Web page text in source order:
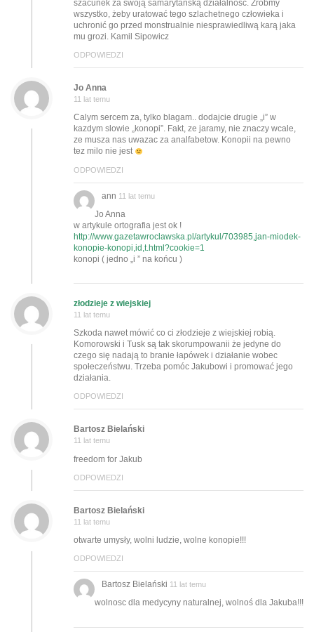
szacunek za swoją samarytańską działalność. Zróbmy
wszystko, żeby uratować tego szlachetnego człowieka i
uchronić go przed monstrualnie niesprawiedliwą karą jaka
mu grozi. Kamil Sipowicz
ODPOWIEDZI
Jo Anna
11 lat temu
Calym sercem za, tylko blagam.. dodajcie drugie „i” w
kazdym slowie „konopi”. Fakt, ze jaramy, nie znaczy wcale,
ze musza nas uwazac za analfabetow. Konopii na pewno
tez milo nie jest
ODPOWIEDZI
ann 11 lat temu
Jo Anna
w artykule ortografia jest ok !
http://www.gazetawroclawska.pl/artykul/703985,jan-miodek-
konopie-konopi,id,t.html?cookie=1
konopi ( jedno „i ” na końcu )
złodzieje z wiejskiej
11 lat temu
Szkoda nawet mówić co ci złodzieje z wiejskiej robią.
Komorowski i Tusk są tak skorumpowanii że jedyne do
czego się nadają to branie łapówek i działanie wobec
społeczeństwu. Trzeba pomóc Jakubowi i promować jego
działania.
ODPOWIEDZI
Bartosz Bielański
11 lat temu
freedom for Jakub
ODPOWIEDZI
Bartosz Bielański
11 lat temu
otwarte umysły, wolni ludzie, wolne konopie!!!
ODPOWIEDZI
Bartosz Bielański 11 lat temu
wolnosc dla medycyny naturalnej, wolnoś dla Jakuba!!!